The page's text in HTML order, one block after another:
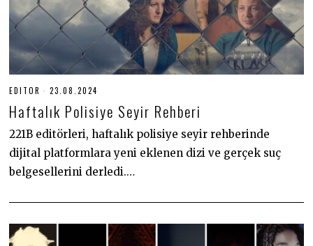
EDITOR 23.08.2024
.
0
8
2
0
2
Haftalık Polisiye Seyir Rehberi
221B editörleri, haftalık polisiye seyir rehberinde
dijital platformlara yeni eklenen dizi ve gerçek suç
belgesellerini derledi.…